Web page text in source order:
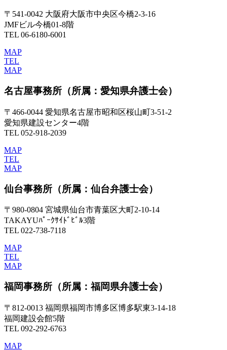
〒541-0042 大阪府大阪市中央区今橋2-3-16
JMFビル今橋01-8階
TEL 06-6180-6001
MAP
TEL
MAP
名古屋事務所 （所属：愛知県弁護士会）
〒466-0044 愛知県名古屋市昭和区桜山町3-51-2
愛知県建設センター4階
TEL 052-918-2039
MAP
TEL
MAP
仙台事務所 （所属：仙台弁護士会）
〒980-0804 宮城県仙台市青葉区大町2-10-14
TAKAYUﾊﾟｰｸｻｲﾄﾞﾋﾞﾙ3階
TEL 022-738-7118
MAP
TEL
MAP
福岡事務所 （所属：福岡県弁護士会）
〒812-0013 福岡県福岡市博多区博多駅東3-14-18
福岡建設会館5階
TEL 092-292-6763
MAP